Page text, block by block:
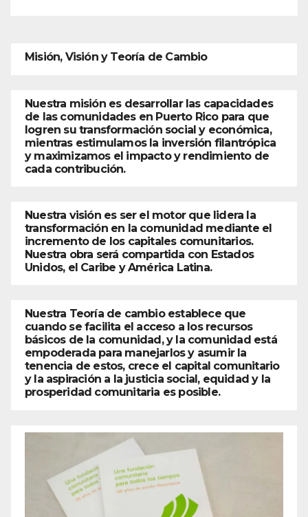
Misión, Visión y Teoría de Cambio
Nuestra misión es desarrollar las capacidades
de las comunidades en Puerto Rico para que
logren su transformación social y económica,
mientras estimulamos la inversión filantrópica
y maximizamos el impacto y rendimiento de
cada contribución.
Nuestra visión es ser el motor que lidera la
transformación en la comunidad mediante el
incremento de los capitales comunitarios.
Nuestra obra será compartida con Estados
Unidos, el Caribe y América Latina.
Nuestra Teoría de cambio establece que
cuando se facilita el acceso a los recursos
básicos de la comunidad, y la comunidad está
empoderada para manejarlos y asumir la
tenencia de estos, crece el capital comunitario
y la aspiración a la justicia social, equidad y la
prosperidad comunitaria es posible.